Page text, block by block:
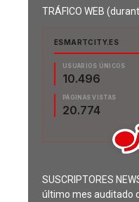
TRÁFICO WEB
SUSCRIPTORES
último mes auditado